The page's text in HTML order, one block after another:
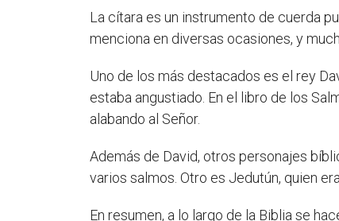
La cítara es un instrumento de cuerda
menciona en diversas ocasiones, y
Uno de los más destacados es el rey
estaba angustiado. En el libro de los
alabando al Señor.
Además de David, otros personajes
varios salmos. Otro es Jedutún, quien
En resumen, a lo largo de la Biblia se